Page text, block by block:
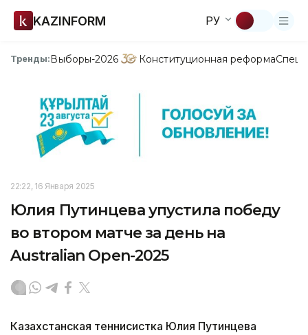
KAZINFORM РУ
Тренды:Выборы-2026 Конституционная реформа
22:22, 16 Января 2025
Юлия Путинцева упустила победу
во втором матче за день на
Australian Open-2025
Казахстанская теннисистка Юлия Путинцева